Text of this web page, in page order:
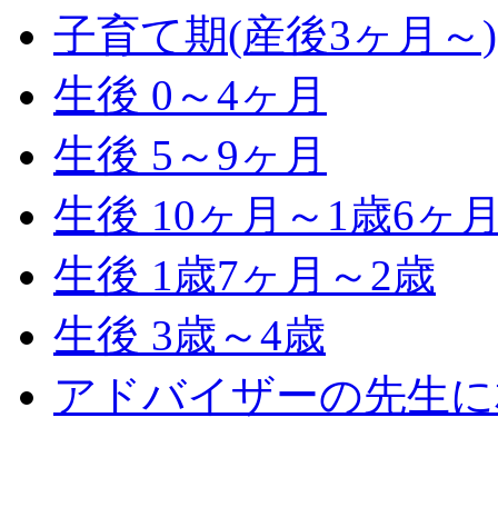
子育て期(産後3ヶ月～)
生後 0～4ヶ月
生後 5～9ヶ月
生後 10ヶ月～1歳6ヶ
生後 1歳7ヶ月～2歳
生後 3歳～4歳
アドバイザーの先生